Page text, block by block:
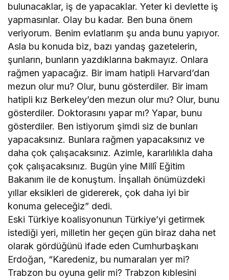
bulunacaklar, iş de yapacaklar. Yeter ki devlette iş
yapmasınlar. Olay bu kadar. Ben buna önem
veriyorum. Benim evlatlarım şu anda bunu yapıyor.
Asla bu konuda biz, bazı yandaş gazetelerin,
şunların, bunların yazdıklarına bakmayız. Onlara
rağmen yapacağız. Bir imam hatipli Harvard’dan
mezun olur mu? Olur, bunu gösterdiler. Bir imam
hatipli kız Berkeley’den mezun olur mu? Olur, bunu
gösterdiler. Doktorasını yapar mı? Yapar, bunu
gösterdiler. Ben istiyorum şimdi siz de bunları
yapacaksınız. Bunlara rağmen yapacaksınız ve
daha çok çalışacaksınız. Azimle, kararlılıkla daha
çok çalışacaksınız. Bugün yine Millî Eğitim
Bakanım ile de konuştum. İnşallah önümüzdeki
yıllar eksikleri de gidererek, çok daha iyi bir
konuma geleceğiz” dedi.
Eski Türkiye koalisyonunun Türkiye’yi getirmek
istediği yeri, milletin her geçen gün biraz daha net
olarak gördüğünü ifade eden Cumhurbaşkanı
Erdoğan, “Karedeniz, bu numaraları yer mi?
Trabzon bu oyuna gelir mi? Trabzon kıblesini